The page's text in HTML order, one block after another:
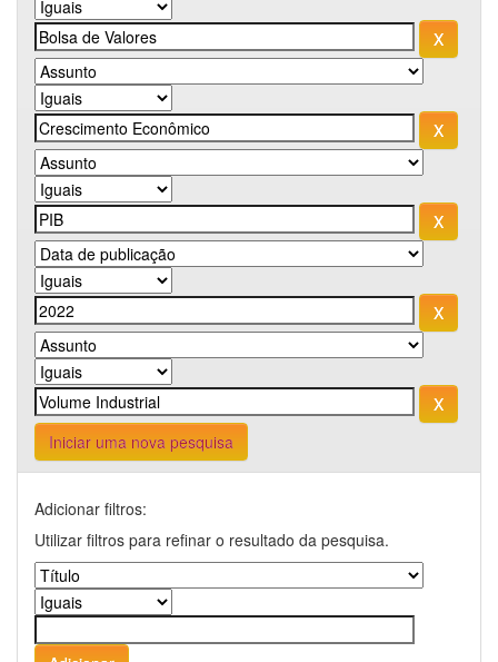
Iniciar uma nova pesquisa
Adicionar filtros:
Utilizar filtros para refinar o resultado da pesquisa.